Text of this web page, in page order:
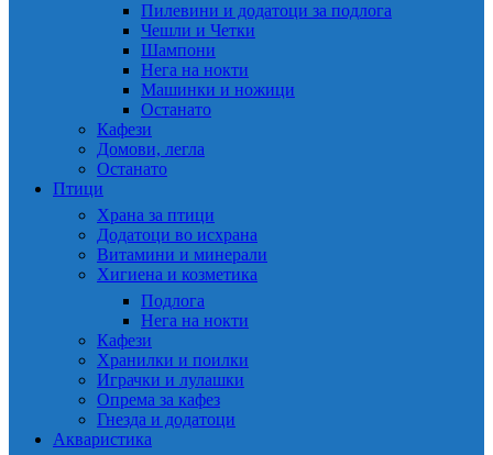
Пилевини и додатоци за подлога
Чешли и Четки
Шампони
Нега на нокти
Машинки и ножици
Останато
Кафези
Домови, легла
Останато
Птици
Храна за птици
Додатоци во исхрана
Витамини и минерали
Хигиена и козметика
Подлога
Нега на нокти
Кафези
Хранилки и поилки
Играчки и лулашки
Опрема за кафез
Гнезда и додатоци
Акваристика